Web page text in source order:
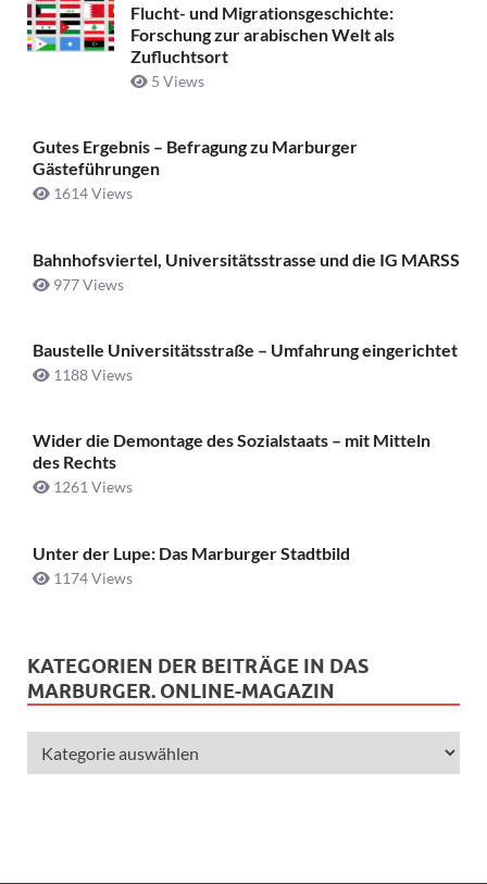
Flucht- und Migrationsgeschichte:
Forschung zur arabischen Welt als
Zufluchtsort
5 Views
Gutes Ergebnis – Befragung zu Marburger
Gästeführungen
1614 Views
Bahnhofsviertel, Universitätsstrasse und die IG MARSS
977 Views
Baustelle Universitätsstraße ­– Umfahrung eingerichtet
1188 Views
Wider die Demontage des Sozialstaats – mit Mitteln
des Rechts
1261 Views
Unter der Lupe: Das Marburger Stadtbild
1174 Views
KATEGORIEN DER BEITRÄGE IN DAS
MARBURGER. ONLINE-MAGAZIN